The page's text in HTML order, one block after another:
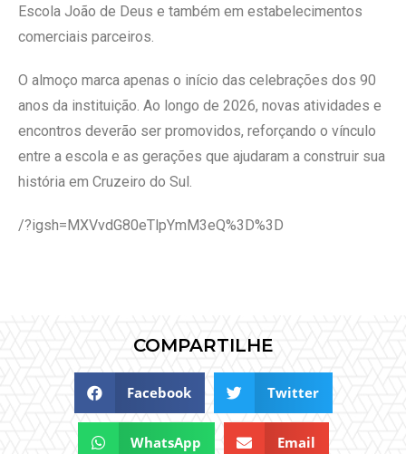
Escola João de Deus e também em estabelecimentos
comerciais parceiros.
O almoço marca apenas o início das celebrações dos 90
anos da instituição. Ao longo de 2026, novas atividades e
encontros deverão ser promovidos, reforçando o vínculo
entre a escola e as gerações que ajudaram a construir sua
história em Cruzeiro do Sul.
/?igsh=MXVvdG80eTlpYmM3eQ%3D%3D
COMPARTILHE
Facebook Twitter
WhatsApp Email